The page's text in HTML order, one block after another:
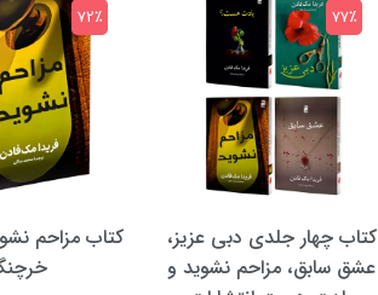
کتاب چهار جلدی دبی عزیز،
عشق سابق، مزاحم نشوید و
77٪
کتاب مزاحم
72٪